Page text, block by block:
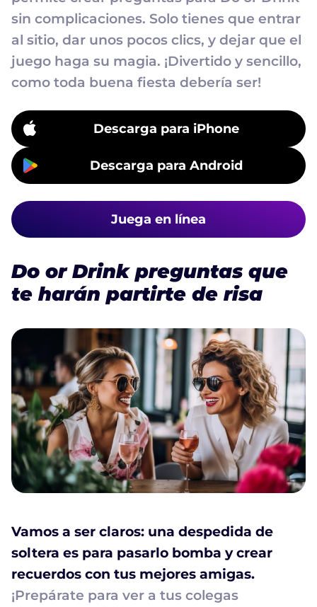
sin complicaciones. Solo tienes que entrar
al sitio, dar unos pocos clics, y dejar que el
juego haga su magia. ¡Divertido y sencillo,
como toda buena fiesta debería ser!
Descarga para iPhone
Descarga para Android
Juega en línea
Do or Drink preguntas que
te harán partirte de risa
Vamos a ser claros: una despedida de
soltera es para pasarlo bomba y crear
recuerdos con tus mejores amigas.
¡Prepárate para ver a tus colegas